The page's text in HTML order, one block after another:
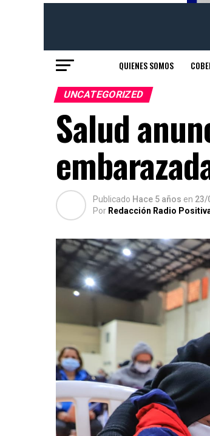
QUIENES SOMOS
UNCATEGORIZED
Salud
Publicado Hace 5 años en 23/
Por Redacción Radio